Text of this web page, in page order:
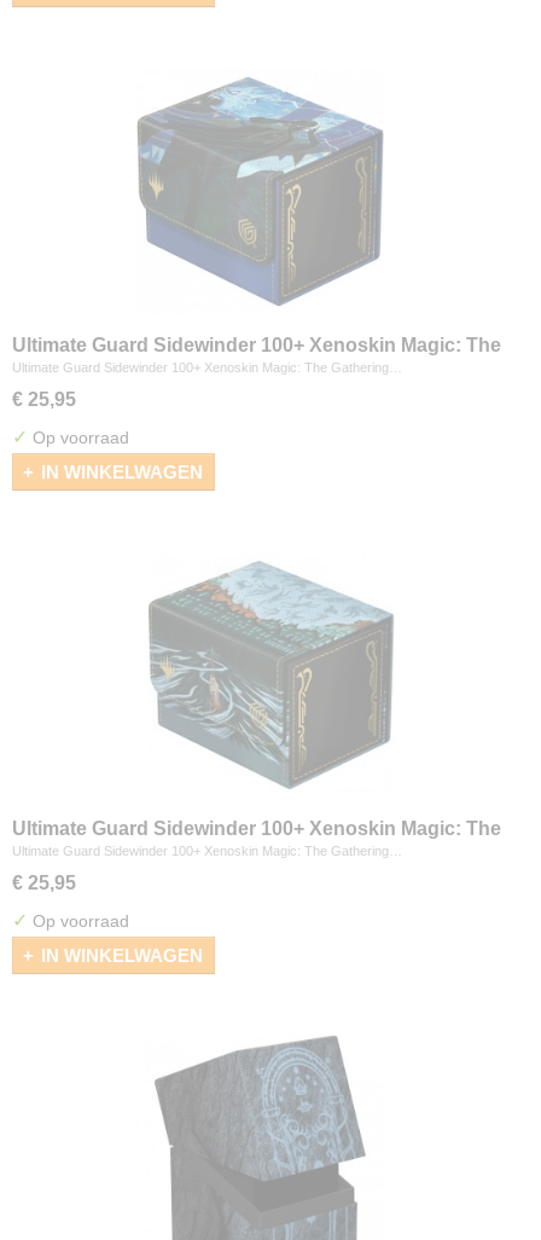
Ultimate Guard Sidewinder 100+ Xenoskin Magic: The
Gathering "Secrets of Strixhaven" - Pongify
Ultimate Guard Sidewinder 100+ Xenoskin Magic: The Gathering…
€ 25,95
✓ Op voorraad
IN WINKELWAGEN
Ultimate Guard Sidewinder 100+ Xenoskin Magic: The
Gathering "Secrets of Strixhaven" - Cyclonic Rift
Ultimate Guard Sidewinder 100+ Xenoskin Magic: The Gathering…
€ 25,95
✓ Op voorraad
IN WINKELWAGEN